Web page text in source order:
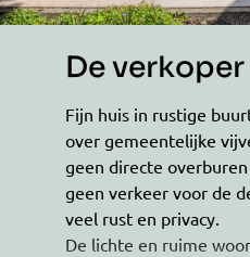
De
Fijn huis in rustige
over gemeentelijke
geen directe
geen verkeer voor de
veel rust en privacy.
De lichte en ruime